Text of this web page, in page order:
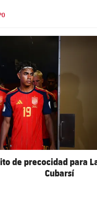
FCB
de precocidad para
Cubarsí